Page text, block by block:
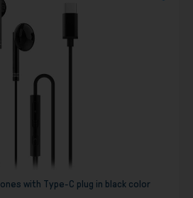
with Type-C plug in black color